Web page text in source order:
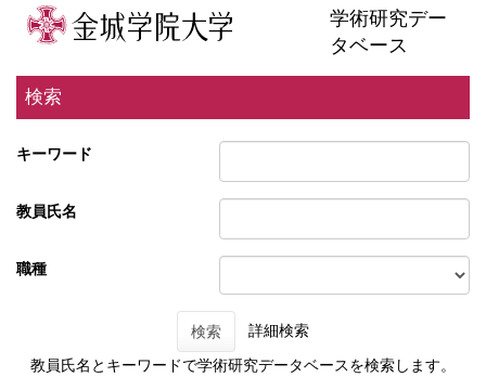
学術研究デー
タベース
検索
キーワード
教員氏名
職種
検索 詳細検索
教員氏名とキーワードで学術研究データベースを検索します。